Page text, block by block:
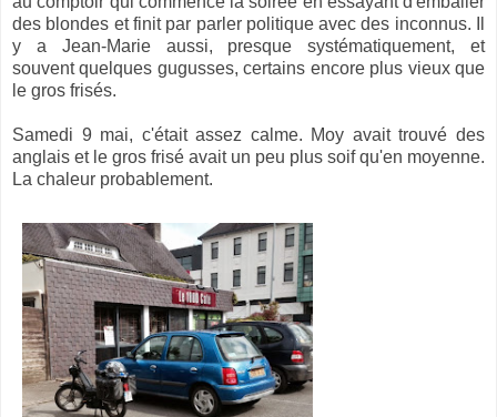
des blondes et finit par parler politique avec des inconnus. Il
y a Jean-Marie aussi, presque systématiquement, et
souvent quelques gugusses, certains encore plus vieux que
le gros frisés.
Samedi 9 mai, c'était assez calme. Moy avait trouvé des
anglais et le gros frisé avait un peu plus soif qu'en moyenne.
La chaleur probablement.